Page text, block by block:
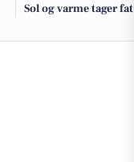
Sol og varme tager